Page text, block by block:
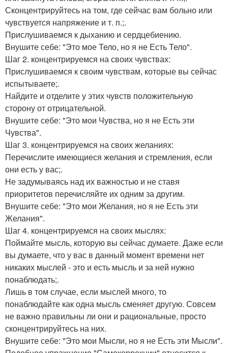
Сконцентрируйтесь на том, где сейчас вам больно или
чувствуется напряжение и т. п.;.
Прислушиваемся к дыханию и сердцебиению.
Внушите себе: "Это мое Тело, но я не Есть Тело".
Шаг 2. концентрируемся на своих чувствах:
Прислушиваемся к своим чувствам, которые вы сейчас
испытываете;.
Найдите и отделите у этих чувств положительную
сторону от отрицательной.
Внушите себе: "Это мои Чувства, но я не Есть эти
Чувства".
Шаг 3. концентрируемся на своих желаниях:
Перечислите имеющиеся желания и стремления, если
они есть у вас;.
Не задумываясь над их важностью и не ставя
приоритетов перечисляйте их одним за другим.
Внушите себе: "Это мои Желания, но я не Есть эти
Желания".
Шаг 4. концентрируемся на своих мыслях:
Поймайте мысль, которую вы сейчас думаете. Даже если
вы думаете, что у вас в данный момент времени нет
никаких мыслей - это и есть мысль и за ней нужно
понаблюдать;.
Лишь в том случае, если мыслей много, то
понаблюдайте как одна мысль сменяет другую. Совсем
не важно правильны ли они и рациональные, просто
сконцентрируйтесь на них.
Внушите себе: "Это мои Мысли, но я не Есть эти Мысли".